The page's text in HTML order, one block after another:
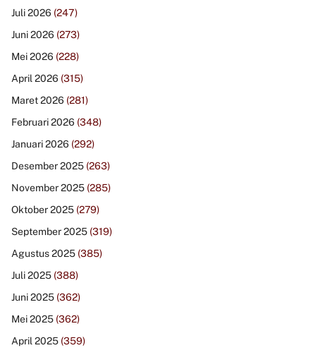
Juli 2026 (247)
Juni 2026 (273)
Mei 2026 (228)
April 2026 (315)
Maret 2026 (281)
Februari 2026 (348)
Januari 2026 (292)
Desember 2025 (263)
November 2025 (285)
Oktober 2025 (279)
September 2025 (319)
Agustus 2025 (385)
Juli 2025 (388)
Juni 2025 (362)
Mei 2025 (362)
April 2025 (359)